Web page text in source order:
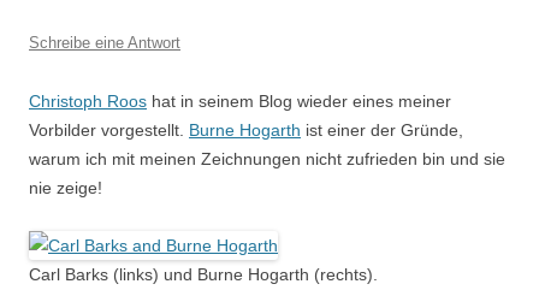
Schreibe eine Antwort
Christoph Roos hat in seinem Blog wieder eines meiner
Vorbilder vorgestellt. Burne Hogarth ist einer der Gründe,
warum ich mit meinen Zeichnungen nicht zufrieden bin und sie
nie zeige!
Carl Barks (links) und Burne Hogarth (rechts).